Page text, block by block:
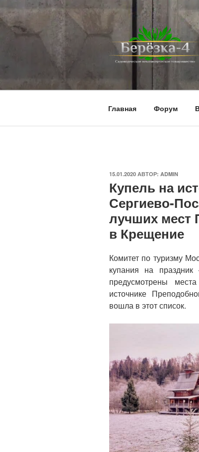
к
содержимому
СНТ Берёзка-4
Главная Форум
ОПУБЛИКОВАНО
15.01.2020 АВТОР: ADMIN
Купель на
Сергиево-
лучших мест
в Крещение
Комитет по туризму
купания на
предусмотрены
источнике
вошла в этот список.